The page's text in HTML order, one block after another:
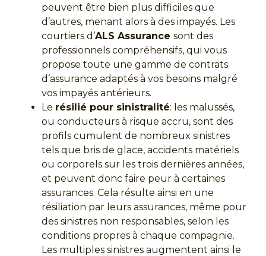
peuvent être bien plus difficiles que
d’autres, menant alors à des impayés. Les
courtiers d’ALS Assurance sont des
professionnels compréhensifs, qui vous
propose toute une gamme de contrats
d’assurance adaptés à vos besoins malgré
vos impayés antérieurs.
Le résilié pour sinistralité: les malussés,
ou conducteurs à risque accru, sont des
profils cumulent de nombreux sinistres
tels que bris de glace, accidents matériels
ou corporels sur les trois dernières années,
et peuvent donc faire peur à certaines
assurances. Cela résulte ainsi en une
résiliation par leurs assurances, même pour
des sinistres non responsables, selon les
conditions propres à chaque compagnie.
Les multiples sinistres augmentent ainsi le